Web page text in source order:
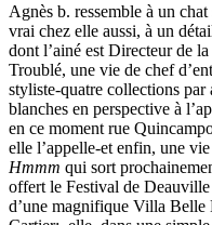
Agnès b. ressemble à un
vrai chez elle aussi, à un
dont l’ainé est Directeur de
Troublé, une vie de chef
styliste-quatre collections par
blanches en perspective à
en ce moment rue
elle l’appelle-et enfin, une
Hmmm qui sort
offert le Festival de
d’une magnifique Villa Belle